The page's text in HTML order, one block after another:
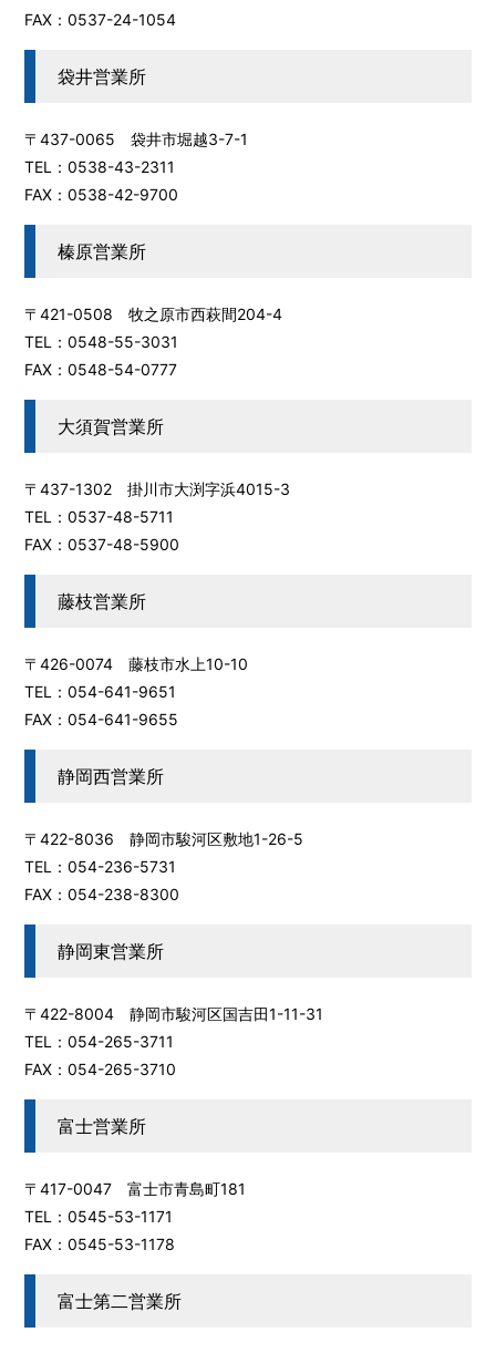
FAX：0537-24-1054
袋井営業所
〒437-0065 袋井市堀越3-7-1
TEL：0538-43-2311
FAX：0538-42-9700
榛原営業所
〒421-0508 牧之原市西萩間204-4
TEL：0548-55-3031
FAX：0548-54-0777
大須賀営業所
〒437-1302 掛川市大渕字浜4015-3
TEL：0537-48-5711
FAX：0537-48-5900
藤枝営業所
〒426-0074 藤枝市水上10-10
TEL：054-641-9651
FAX：054-641-9655
静岡西営業所
〒422-8036 静岡市駿河区敷地1-26-5
TEL：054-236-5731
FAX：054-238-8300
静岡東営業所
〒422-8004 静岡市駿河区国吉田1-11-31
TEL：054-265-3711
FAX：054-265-3710
富士営業所
〒417-0047 富士市青島町181
TEL：0545-53-1171
FAX：0545-53-1178
富士第二営業所